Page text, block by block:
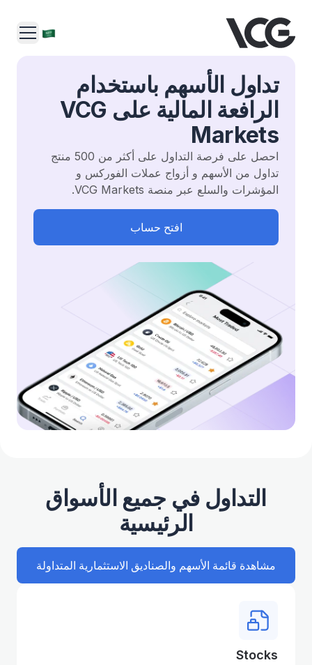
تداول الأسهم باستخدام
الرافعة المالية على VCG
Markets
احصل على فرصة التداول على أكثر من 500 منتج
تداول من الأسهم و أزواج عملات الفوركس و
المؤشرات والسلع عبر منصة VCG Markets.
افتح حساب
التداول في جميع الأسواق
الرئيسية
مشاهدة قائمة الأسهم والصناديق الاستثمارية المتداولة
Stocks